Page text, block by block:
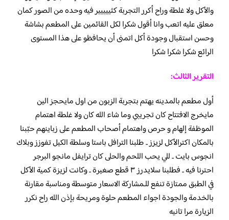
والأكل ولا غلطة وراح أكرر التجربة كثييييير فيه وحده من الصور كمان
معلق عليه اتعب وانا أقول شكرا لكل القائمين على المطعم بشاشة
وحسن استقبال وجودة أكل اتمنى أن يحافظو على هذا المستوى
الرائع شكرا شكرا شكرا
التقرير الثالث:
أول مطعم بالمدينه يهتم بتجربة الزبون من اول مايحجز الين
مايخرج الافتتاح كان تجريبي وما شاء الله كان ولا غلطة اهتمام
الموظفة إلهام و حرص واهتمام أصحاب المطعم على زباينهم حبّبنا
بالمكان اكترالأكل لزيزز .. طلبنا الترافل باستا وسلطة الكيل تفوزز وبلاك
انجوس بايت .. للي يحب اللحم والحلى كان ترايفل مانجو البرجر
احترنا فيه .. فطلبنا سلايدرز ٣ قطع صغيرة .. وكانت لزيزة كمية الأكل
في الطبق ممتازة تنفع للـمشاركة الاسعار متوسطة ومناسبة مقارنة
بالخدمة والجودة اجواء المطعم حلوة ومريحة بإذن الله راح نكرر
الزيارة مرا تانيه